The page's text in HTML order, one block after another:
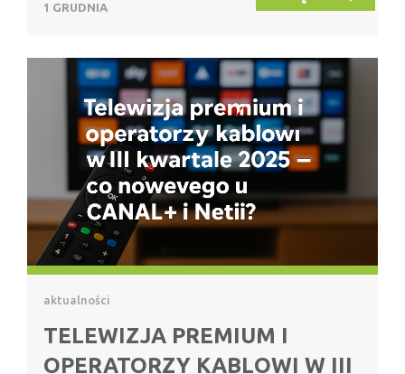
1 GRUDNIA
aktualności
TELEWIZJA PREMIUM I
OPERATORZY KABLOWI W III